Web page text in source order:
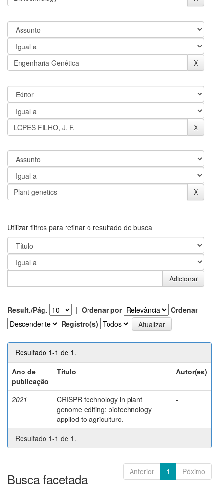
Utilizar filtros para refinar o resultado de busca.
Result./Pág. | Ordenar por
Ordenar
Registro(s)
Resultado 1-1 de 1.
Ano de
publicação
Título Autor(es)
2021
CRISPR technology in plant
genome editing: biotechnology
applied to agriculture.
-
Resultado 1-1 de 1.
Anterior 1 Póximo
Busca facetada